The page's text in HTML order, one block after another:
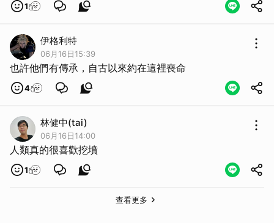
1
伊格利特
06月16日15:39
也許他們有傳承，自古以來約在這裡喪命
4
林健中(tai)
06月16日14:00
人類真的很喜歡挖墳
1
查看更多